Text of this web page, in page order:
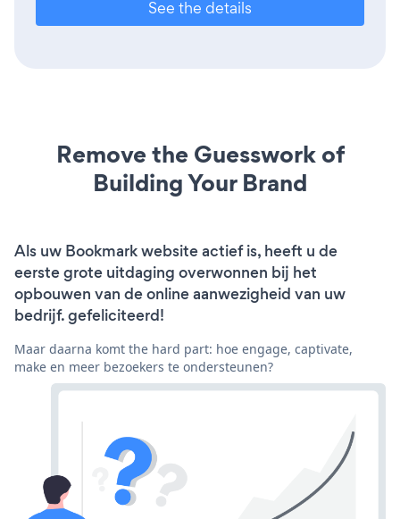
See the details
Remove the Guesswork of
Building Your Brand
Als uw Bookmark website actief is, heeft u de
eerste grote uitdaging overwonnen bij het
opbouwen van de online aanwezigheid van uw
bedrijf. gefeliciteerd!
Maar daarna komt the hard part: hoe engage, captivate,
make en meer bezoekers te ondersteunen?